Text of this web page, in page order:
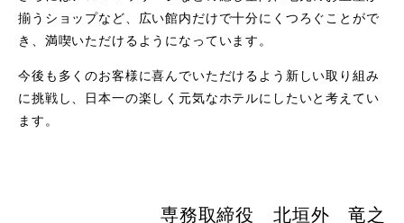
揃うショップなど、広い館内だけで十分にくつろぐことがで
き、満喫いただけるようになっています。
今後も多くのお客様に喜んでいただけるよう新しい取り組み
に挑戦し、日本一の楽しく元気なホテルにしたいと考えてい
ます。
専務取締役 北垣外 竜之